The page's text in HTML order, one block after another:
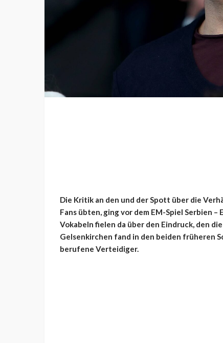
Die Kritik an den und der Spott über die
Fans übten, ging vor dem EM-Spiel Serbien
Vokabeln fielen da über den Eindruck, den
Gelsenkirchen fand in den beiden früheren
berufene Verteidiger.